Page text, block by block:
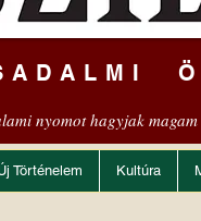
nyomot hagyjak
Történelem Kultúra